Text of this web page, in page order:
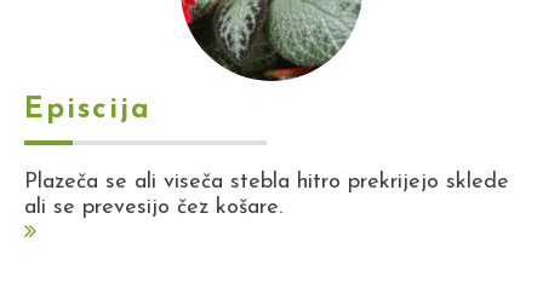
Episcija
Plazeča se ali viseča stebla hitro prekrijejo sklede
ali se prevesijo čez košare.